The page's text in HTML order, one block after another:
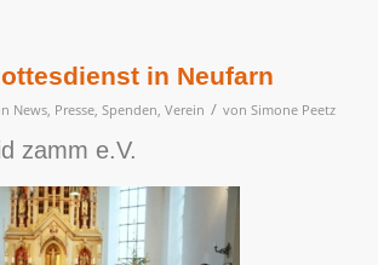
in Neufarn
in News, Presse, Spenden, Verein / von Simone Peetz
zamm e.V.